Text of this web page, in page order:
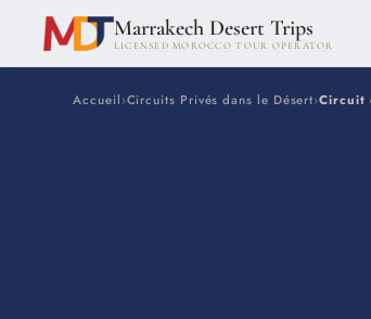
Marrakech Desert Trips
LICENSED MOROCCO TOUR OPERATOR
Accueil›Circuits Privés dans le Désert›Circuit